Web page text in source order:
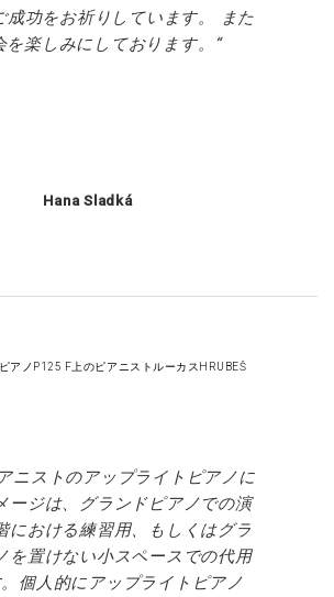
成功をお祈りしています。 また
を楽しみにしております。
Hana Sladká
アノP125 F上のピアニストルーカスHRUBEŠ
ニストのアップライトピアノに
ージは、グランドピアノでの演
における練習用、もしくはグラ
を置けない小スペースでの代用
個人的にアップライトピアノ